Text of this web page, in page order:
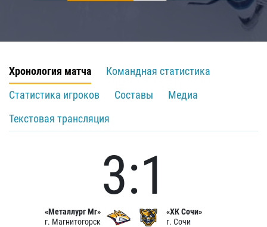
Хронология матча
Командная статистика
Статистика игроков
Составы
Медиа
Текстовая трансляция
«Металлург Мг»
г. Магнитогорск
3:1
«ХК Сочи»
г. Сочи